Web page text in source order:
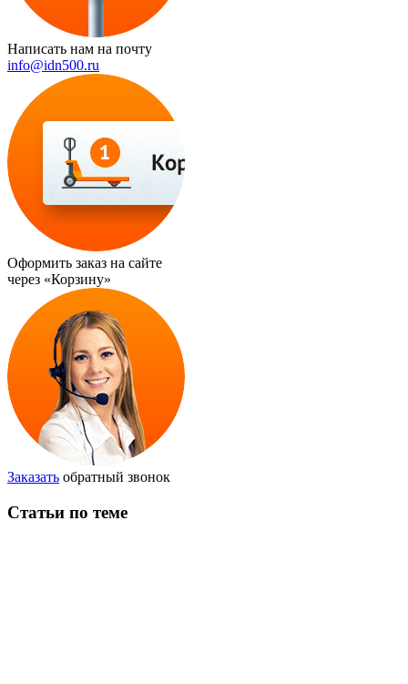
Написать нам на почту
info@idn500.ru
Оформить заказ на сайте
через «Корзину»
Заказать обратный звонок
Статьи по теме